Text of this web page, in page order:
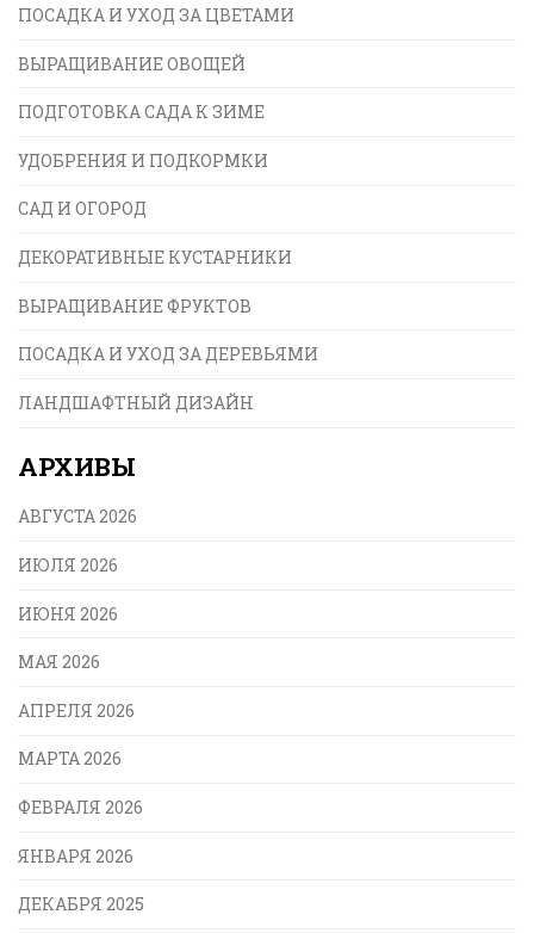
ПОСАДКА И УХОД ЗА ЦВЕТАМИ
ВЫРАЩИВАНИЕ ОВОЩЕЙ
ПОДГОТОВКА САДА К ЗИМЕ
УДОБРЕНИЯ И ПОДКОРМКИ
САД И ОГОРОД
ДЕКОРАТИВНЫЕ КУСТАРНИКИ
ВЫРАЩИВАНИЕ ФРУКТОВ
ПОСАДКА И УХОД ЗА ДЕРЕВЬЯМИ
ЛАНДШАФТНЫЙ ДИЗАЙН
АРХИВЫ
АВГУСТА 2026
ИЮЛЯ 2026
ИЮНЯ 2026
МАЯ 2026
АПРЕЛЯ 2026
МАРТА 2026
ФЕВРАЛЯ 2026
ЯНВАРЯ 2026
ДЕКАБРЯ 2025